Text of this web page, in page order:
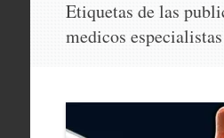
contenido
Etiquetas de las
medicos